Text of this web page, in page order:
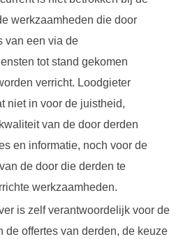
werkzaamheden die door
van een via de
tot stand gekomen
verricht. Loodgieter
niet in voor de juistheid,
van de door derden
en informatie, noch voor de
de door die derden te
werkzaamheden.
is zelf verantwoordelijk voor de
de offertes van derden, de keuze